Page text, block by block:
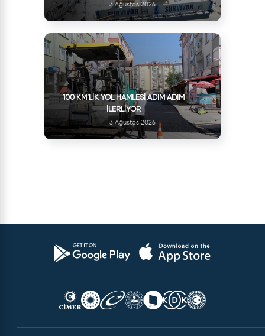
3 Ağustos 2026
100 KM’LIK YOL HAMLESI ADIM ADIM
İLERLIYOR
3 Ağustos 2026